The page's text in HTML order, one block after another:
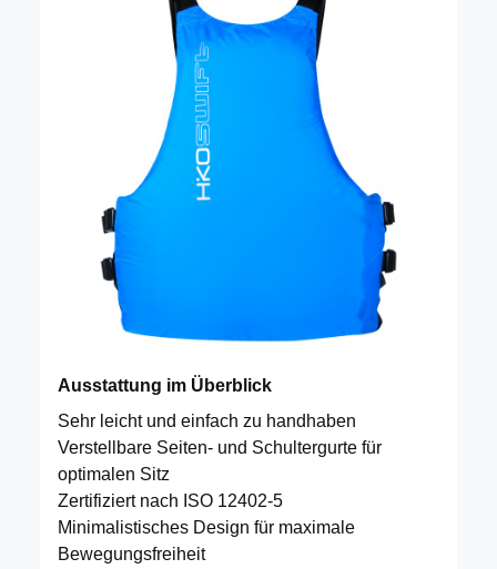
Ausstattung im Überblick
Sehr leicht und einfach zu handhaben
Verstellbare Seiten- und Schultergurte für
optimalen Sitz
Zertifiziert nach ISO 12402-5
Minimalistisches Design für maximale
Bewegungsfreiheit